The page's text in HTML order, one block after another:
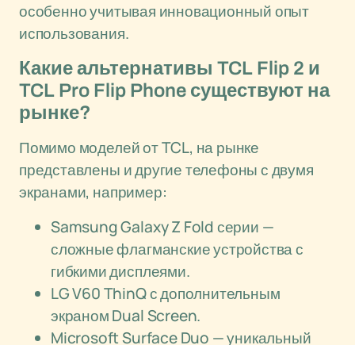
особенно учитывая инновационный опыт
использования.
Какие альтернативы TCL Flip 2 и
TCL Pro Flip Phone существуют на
рынке?
Помимо моделей от TCL, на рынке
представлены и другие телефоны с двумя
экранами, например:
Samsung Galaxy Z Fold серии —
сложные флагманские устройства с
гибкими дисплеями.
LG V60 ThinQ с дополнительным
экраном Dual Screen.
Microsoft Surface Duo — уникальный